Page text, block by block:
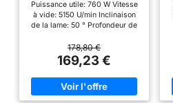
- sans Batterie ni
Chargeur
Puissance utile: 760 W Vitesse
à vide: 5150 U/min Inclinaison
de la lame: 50 ° Profondeur de
Profondeur de coupe maximale
à 45°: 42,1 mm
178,80 €
169,23 €